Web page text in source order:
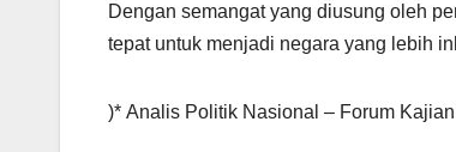
Dengan semangat yang diusung oleh
tepat untuk menjadi negara yang lebih
)* Analis Politik Nasional – Forum